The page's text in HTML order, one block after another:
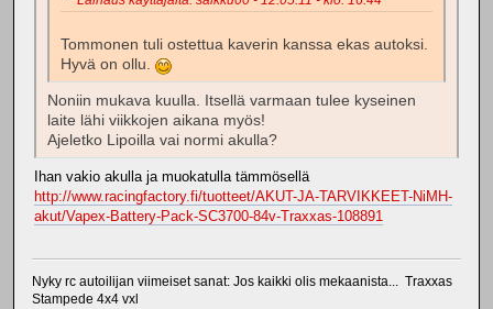
Tommonen tuli ostettua kaverin kanssa ekas autoksi.
Hyvä on ollu.
Noniin mukava kuulla. Itsellä varmaan tulee kyseinen
laite lähi viikkojen aikana myös!
Ajeletko Lipoilla vai normi akulla?
Ihan vakio akulla ja muokatulla tämmösellä
http://www.racingfactory.fi/tuotteet/AKUT-JA-TARVIKKEET-NiMH-
akut/Vapex-Battery-Pack-SC3700-84v-Traxxas-108891
Nyky rc autoilijan viimeiset sanat: Jos kaikki olis mekaanista... Traxxas
Stampede 4x4 vxl